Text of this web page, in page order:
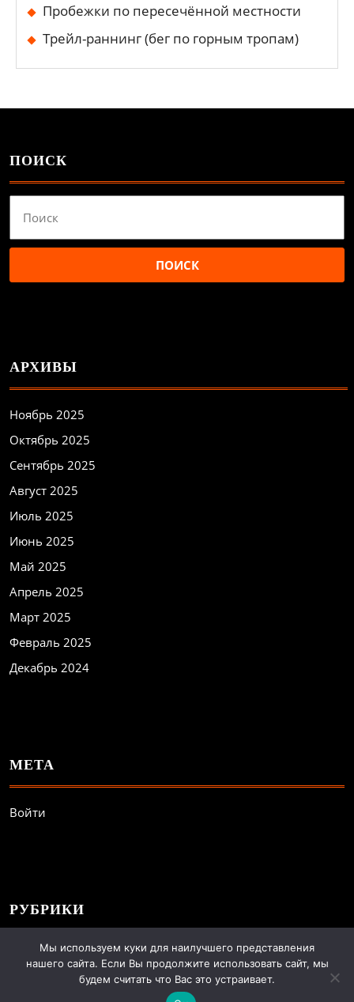
Пробежки по пересечённой местности
Трейл-раннинг (бег по горным тропам)
ПОИСК
АРХИВЫ
Ноябрь 2025
Октябрь 2025
Сентябрь 2025
Август 2025
Июль 2025
Июнь 2025
Май 2025
Апрель 2025
Март 2025
Февраль 2025
Декабрь 2024
МЕТА
Войти
РУБРИКИ
Всё о беге
Тренировки
Мы используем куки для наилучшего представления
нашего сайта. Если Вы продолжите использовать сайт, мы
будем считать что Вас это устраивает.